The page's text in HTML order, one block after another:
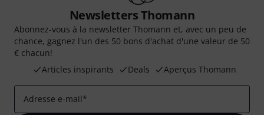
Newsletters Thomann
Abonnez-vous à la newsletter Thomann et, avec un peu de
chance, gagnez l'un des 50 bons d'achat d'une valeur de 50
€ chacun!
Articles inspirants
Deals Aperçus Thomann
Adresse e-mail*